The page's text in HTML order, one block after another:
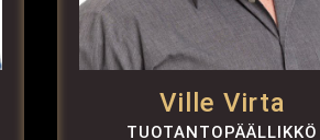
Ville Virta
TUOTANTOPÄÄLLIKKÖ